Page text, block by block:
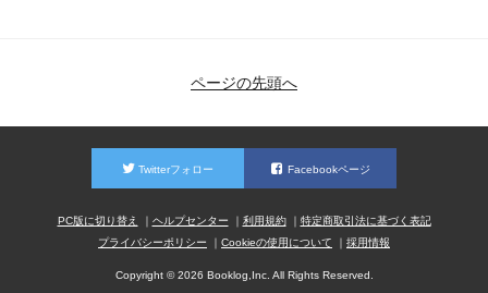
ページの先頭へ
Twitterフォロー Facebookページ
PC版に切り替え ヘルプセンター 利用規約
特定商取引法に基づく表記
プライバシーポリシー
Cookieの使用について 採用情報
Copyright © 2026 Booklog,Inc. All Rights Reserved.